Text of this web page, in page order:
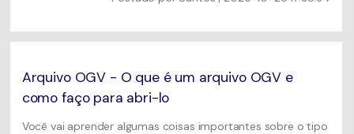
Arquivo OGV - O que é um arquivo OGV e
como faço para abri-lo
Você vai aprender algumas coisas importantes sobre o tipo